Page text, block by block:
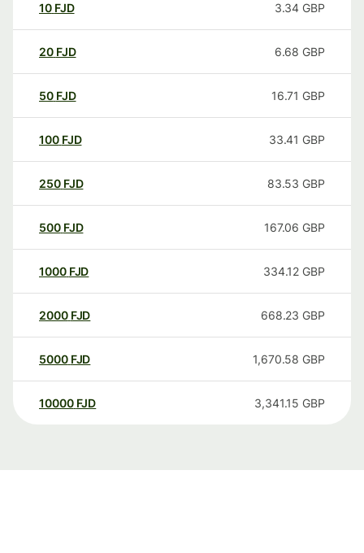
10 FJD 3.34 GBP
20 FJD 6.68 GBP
50 FJD 16.71 GBP
100 FJD 33.41 GBP
250 FJD 83.53 GBP
500 FJD 167.06 GBP
1000 FJD 334.12 GBP
2000 FJD 668.23 GBP
5000 FJD 1,670.58 GBP
10000 FJD 3,341.15 GBP